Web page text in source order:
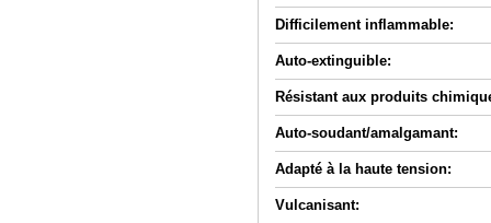
Difficilement inflammable:
Auto-extinguible:
Résistant aux produits
Auto-soudant/amalgamant:
Adapté à la haute tension:
Vulcanisant: